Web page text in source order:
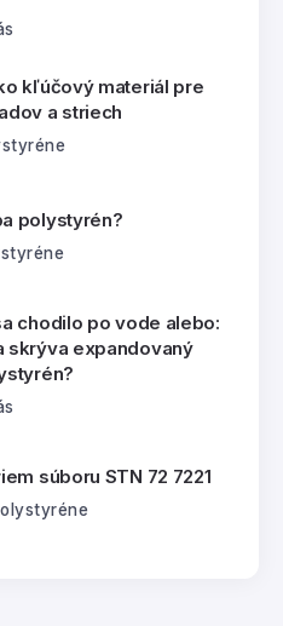
kľúčový materiál pre
a striech
polystyrén?
chodilo po vode alebo:
skrýva expandovaný
súboru STN 72 7221